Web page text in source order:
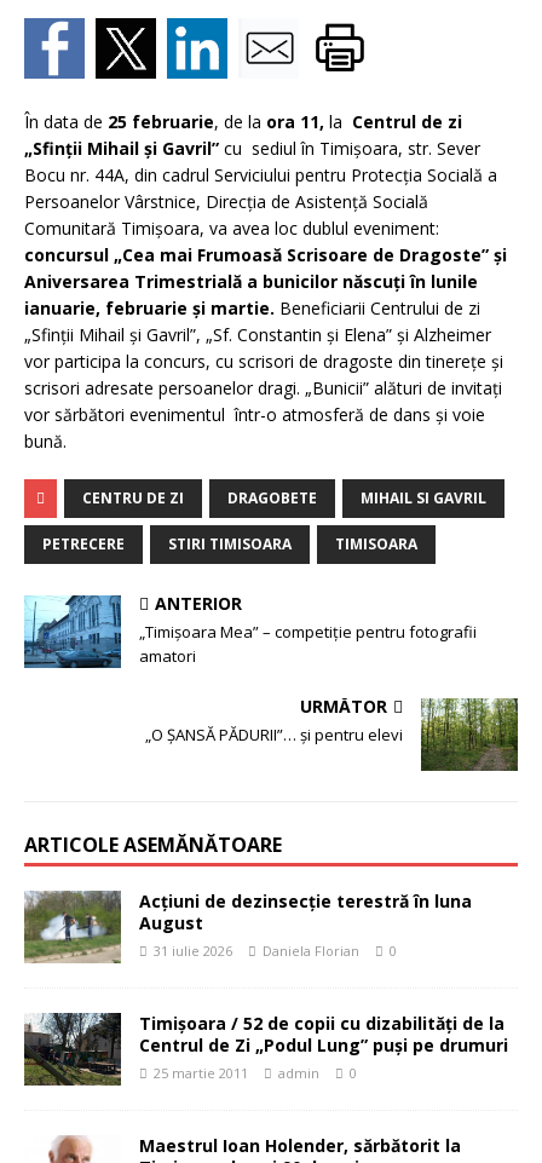
În data de 25 februarie, de la ora 11, la Centrul de zi
„Sfinţii Mihail şi Gavril” cu sediul în Timişoara, str. Sever
Bocu nr. 44A, din cadrul Serviciului pentru Protecţia Socială a
Persoanelor Vârstnice, Direcţia de Asistenţă Socială
Comunitară Timişoara, va avea loc dublul eveniment:
concursul „Cea mai Frumoasă Scrisoare de Dragoste” şi
Aniversarea Trimestrială a bunicilor născuţi în lunile
ianuarie, februarie şi martie. Beneficiarii Centrului de zi
„Sfinţii Mihail şi Gavril”, „Sf. Constantin şi Elena” şi Alzheimer
vor participa la concurs, cu scrisori de dragoste din tinereţe şi
scrisori adresate persoanelor dragi. „Bunicii” alături de invitaţi
vor sărbători evenimentul într-o atmosferă de dans şi voie
bună.
CENTRU DE ZI DRAGOBETE MIHAIL SI GAVRIL
PETRECERE STIRI TIMISOARA TIMISOARA
ANTERIOR
„Timişoara Mea” – competiţie pentru fotografii
amatori
URMĂTOR
„O ŞANSĂ PĂDURII”… și pentru elevi
ARTICOLE ASEMĂNĂTOARE
Acțiuni de dezinsecție terestră în luna
August
31 iulie 2026 Daniela Florian 0
Timişoara / 52 de copii cu dizabilităţi de la
Centrul de Zi „Podul Lung” puşi pe drumuri
25 martie 2011 admin 0
Maestrul Ioan Holender, sărbătorit la